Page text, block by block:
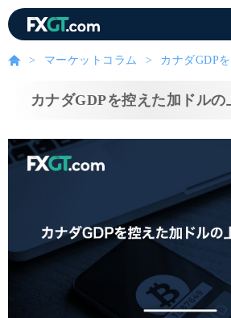
マーケットコラム カナダGDP
カナダGDPを控えた加ドル